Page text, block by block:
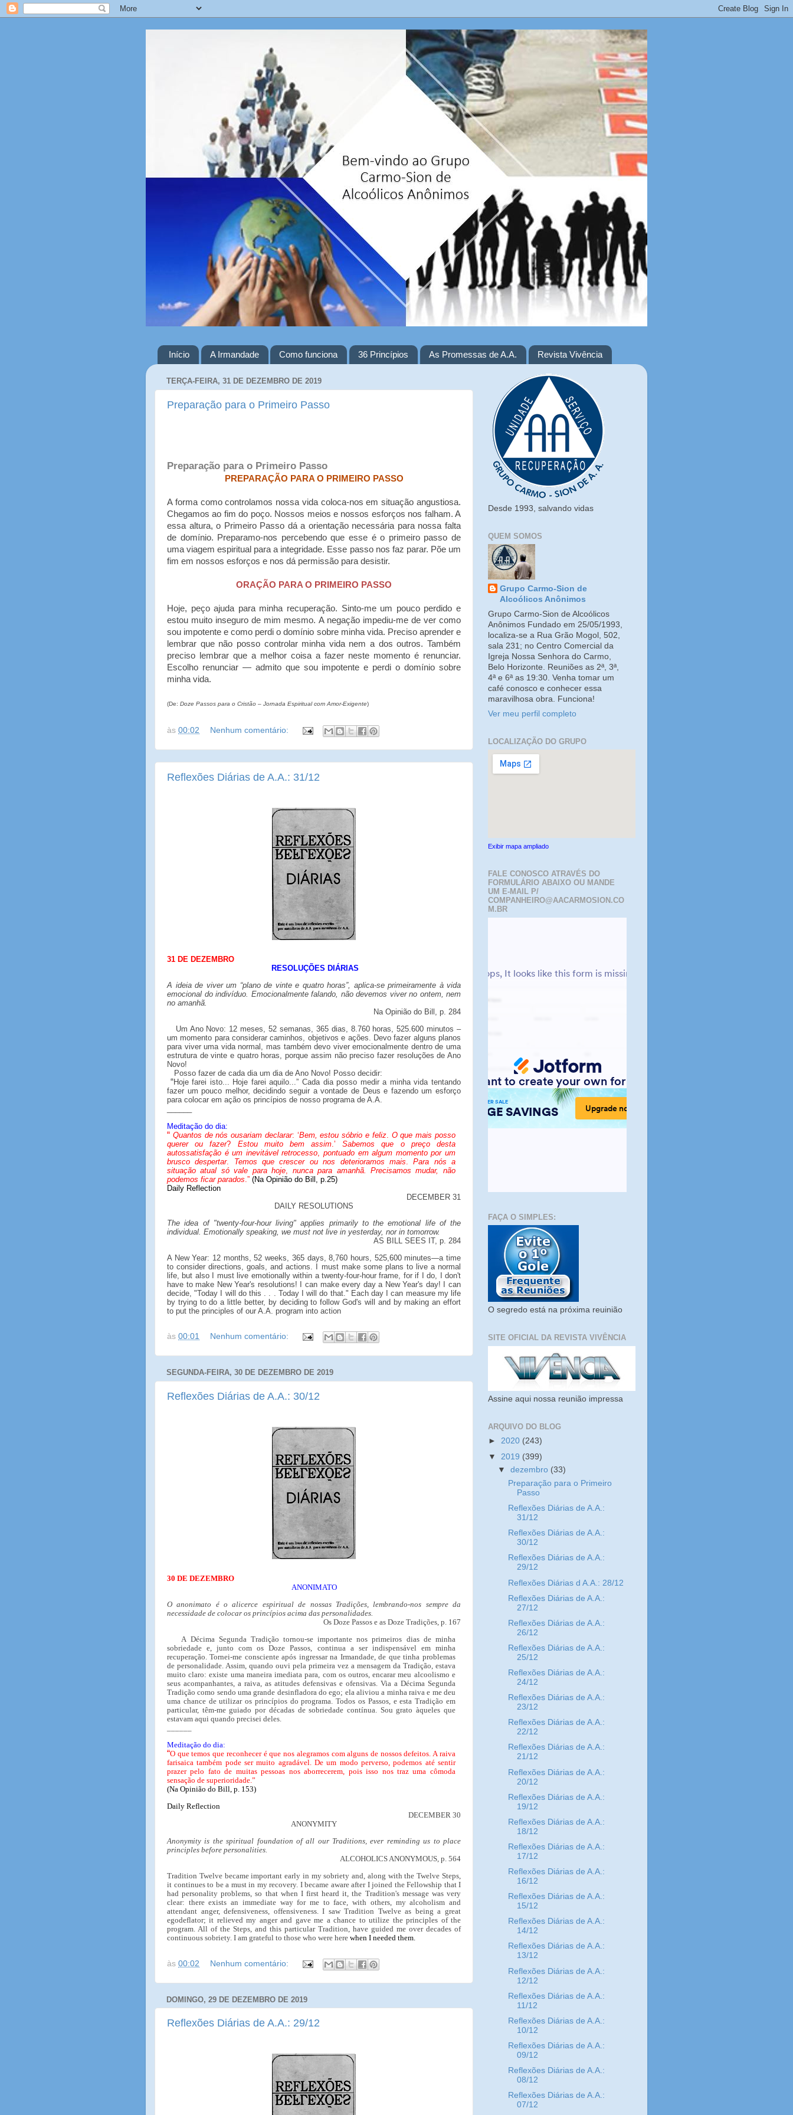
Início A Irmandade Como funciona 36 Princípios As Promessas de A.A. Revista Vivência
TERÇA-FEIRA, 31 DE DEZEMBRO DE 2019
Preparação para o Primeiro Passo
Preparação para o Primeiro Passo
PREPARAÇÃO PARA O PRIMEIRO PASSO
A forma como controlamos nossa vida coloca-nos em situação angustiosa.
Chegamos ao fim do poço. Nossos meios e nossos esforços nos falham. A
essa altura, o Primeiro Passo dá a orientação necessária para nossa falta
de domínio. Preparamo-nos percebendo que esse é o primeiro passo de
uma viagem espiritual para a integridade. Esse passo nos faz parar. Põe um
fim em nossos esforços e nos dá permissão para desistir.
ORAÇÃO PARA O PRIMEIRO PASSO
Hoje, peço ajuda para minha recuperação. Sinto-me um pouco perdido e
estou muito inseguro de mim mesmo. A negação impediu-me de ver como
sou impotente e como perdi o domínio sobre minha vida. Preciso aprender e
lembrar que não posso controlar minha vida nem a dos outros. Também
preciso lembrar que a melhor coisa a fazer neste momento é renunciar.
Escolho renunciar — admito que sou impotente e perdi o domínio sobre
minha vida.
(De: Doze Passos para o Cristão – Jornada Espiritual com Amor-Exigente)
às 00:02 Nenhum comentário:
Reflexões Diárias de A.A.: 31/12
31 DE DEZEMBRO
RESOLUÇÕES DIÁRIAS
A ideia de viver um “plano de vinte e quatro horas”, aplica-se primeiramente à vida
emocional do indivíduo. Emocionalmente falando, não devemos viver no ontem, nem
no amanhã.
Na Opinião do Bill, p. 284
Um Ano Novo: 12 meses, 52 semanas, 365 dias, 8.760 horas, 525.600 minutos –
um momento para considerar caminhos, objetivos e ações. Devo fazer alguns planos
para viver uma vida normal, mas também devo viver emocionalmente dentro de uma
estrutura de vinte e quatro horas, porque assim não preciso fazer resoluções de Ano
Novo!
Posso fazer de cada dia um dia de Ano Novo! Posso decidir:
“Hoje farei isto... Hoje farei aquilo...” Cada dia posso medir a minha vida tentando
fazer um pouco melhor, decidindo seguir a vontade de Deus e fazendo um esforço
para colocar em ação os princípios de nosso programa de A.A.
Meditação do dia:
“ Quantos de nós ousariam declarar: ‘Bem, estou sóbrio e feliz. O que mais posso
querer ou fazer? Estou muito bem assim .’Sabemos que o preço desta
autossatisfação é um inevitável retrocesso
pontuado em algum momento por um
brusco despertar. Temos que crescer ou nos deterioramos mais .Para nós a
situação atual só vale para hoje
nunca para amanhã. Precisamos mudar, não
podemos ficar parados .” (Na Opinião do Bill, p.25)
Daily Reflection
DECEMBER 31
DAILY RESOLUTIONS
The idea of "twenty-four-hour living" applies primarily to the emotional life of the
individual. Emotionally speaking, we must not live in yesterday, nor in tomorrow.
AS BILL SEES IT, p. 284
A New Year: 12 months, 52 weeks, 365 days, 8,760 hours, 525,600 minutes—a time
to consider directions, goals, and actions. I must make some plans to live a normal
life, but also I must live emotionally within a twenty-four-hour frame, for if I do, I don't
have to make New Year's resolutions! I can make every day a New Year's day! I can
decide, "Today I will do this . . . Today I will do that." Each day I can measure my life
by trying to do a little better, by deciding to follow God's will and by making an effort
to put the principles of our A.A. program into action
às 00:01 Nenhum comentário:
SEGUNDA-FEIRA, 30 DE DEZEMBRO DE 2019
Reflexões Diárias de A.A.: 30/12
30 DE DEZEMBRO
ANONIMATO
O anonimato é o alicerce espiritual de nossas Tradições, lembrando-nos sempre da
necessidade de colocar os princípios acima das personalidades.
Os Doze Passos e as Doze Tradições, p. 167
A Décima Segunda Tradição tornou-se importante nos primeiros dias de minha
sobriedade e, junto com os Doze Passos, continua a ser indispensável em minha
recuperação. Tornei-me consciente após ingressar na Irmandade, de que tinha problemas
de personalidade. Assim, quando ouvi pela primeira vez a mensagem da Tradição, estava
muito claro: existe uma maneira imediata para, com os outros, encarar meu alcoolismo e
seus acompanhantes, a raiva, as atitudes defensivas e ofensivas. Via a Décima Segunda
Tradição como sendo uma grande desinfladora do ego; ela aliviou a minha raiva e me deu
uma chance de utilizar os princípios do programa. Todos os Passos, e esta Tradição em
particular, têm-me guiado por décadas de sobriedade contínua. Sou grato àqueles que
estavam aqui quando precisei deles.
Meditação do dia:
“O que temos que reconhecer é que nos alegramos com alguns de nossos defeitos. A raiva
farisaica também pode ser muito agradável. De um modo perverso, podemos até sentir
prazer pelo fato de muitas pessoas nos aborrecerem, pois isso nos traz uma cômoda
sensação de superioridade.”
(Na Opinião do Bill, p. 153)
Daily Reflection
DECEMBER 30
ANONYMITY
Anonymity is the spiritual foundation of all our Traditions, ever reminding us to place
principles before personalities.
ALCOHOLICS ANONYMOUS, p. 564
Tradition Twelve became important early in my sobriety and, along with the Twelve Steps,
it continues to be a must in my recovery. I became aware after I joined the Fellowship that I
had personality problems, so that when I first heard it, the Tradition's message was very
clear: there exists an immediate way for me to face, with others, my alcoholism and
attendant anger, defensiveness, offensiveness. I saw Tradition Twelve as being a great
egodeflator; it relieved my anger and gave me a chance to utilize the principles of the
program. All of the Steps, and this particular Tradition, have guided me over decades of
continuous sobriety. I am grateful to those who were here when I needed them.
às 00:02 Nenhum comentário:
DOMINGO, 29 DE DEZEMBRO DE 2019
Reflexões Diárias de A.A.: 29/12
Desde 1993, salvando vidas
QUEM SOMOS
Grupo Carmo-Sion de
Alcoólicos Anônimos
Grupo Carmo-Sion de Alcoólicos
Anônimos Fundado em 25/05/1993,
localiza-se a Rua Grão Mogol, 502,
sala 231; no Centro Comercial da
Igreja Nossa Senhora do Carmo,
Belo Horizonte. Reuniões as 2ª, 3ª,
4ª e 6ª as 19:30. Venha tomar um
café conosco e conhecer essa
maravilhosa obra. Funciona!
Ver meu perfil completo
LOCALIZAÇÃO DO GRUPO
Exibir mapa ampliado
FALE CONOSCO ATRAVÉS DO
FORMULÁRIO ABAIXO OU MANDE
UM E-MAIL P/
COMPANHEIRO@AACARMOSION.CO
M.BR
FAÇA O SIMPLES:
O segredo está na próxima reuinião
SITE OFICIAL DA REVISTA VIVÊNCIA
Assine aqui nossa reunião impressa
ARQUIVO DO BLOG
► 2020 (243)
▼ 2019 (399)
▼dezembro (33)
Preparação para o Primeiro
Passo
Reflexões Diárias de A.A.:
31/12
Reflexões Diárias de A.A.:
30/12
Reflexões Diárias de A.A.:
29/12
Reflexões Diárias d A.A.: 28/12
Reflexões Diárias de A.A.:
27/12
Reflexões Diárias de A.A.:
26/12
Reflexões Diárias de A.A.:
25/12
Reflexões Diárias de A.A.:
24/12
Reflexões Diárias de A.A.:
23/12
Reflexões Diárias de A.A.:
22/12
Reflexões Diárias de A.A.:
21/12
Reflexões Diárias de A.A.:
20/12
Reflexões Diárias de A.A.:
19/12
Reflexões Diárias de A.A.:
18/12
Reflexões Diárias de A.A.:
17/12
Reflexões Diárias de A.A.:
16/12
Reflexões Diárias de A.A.:
15/12
Reflexões Diárias de A.A.:
14/12
Reflexões Diárias de A.A.:
13/12
Reflexões Diárias de A.A.:
12/12
Reflexões Diárias de A.A.:
11/12
Reflexões Diárias de A.A.:
10/12
Reflexões Diárias de A.A.:
09/12
Reflexões Diárias de A.A.:
08/12
Reflexões Diárias de A.A.:
07/12